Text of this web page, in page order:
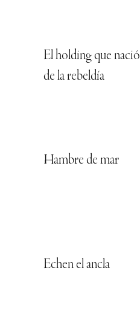
El holding que nació
de la rebeldía
Hambre de mar
Echen el ancla